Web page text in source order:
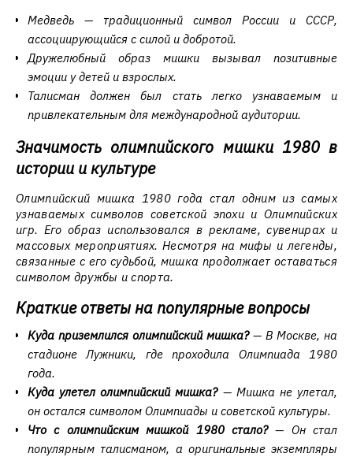
Медведь — традиционный символ России и СССР,
ассоциирующийся с силой и добротой.
Дружелюбный образ мишки вызывал позитивные
эмоции у детей и взрослых.
Талисман должен был стать легко узнаваемым и
привлекательным для международной аудитории.
Значимость олимпийского мишки 1980 в
истории и культуре
Олимпийский мишка 1980 года стал одним из самых
узнаваемых символов советской эпохи и Олимпийских
игр. Его образ использовался в рекламе, сувенирах и
массовых мероприятиях. Несмотря на мифы и легенды,
связанные с его судьбой, мишка продолжает оставаться
символом дружбы и спорта.
Краткие ответы на популярные вопросы
Куда приземлился олимпийский мишка?— В Москве, на
стадионе Лужники, где проходила Олимпиада 1980
года.
Куда улетел олимпийский мишка?— Мишка не улетал,
он остался символом Олимпиады и советской культуры.
Что с олимпийским мишкой 1980 стало?— Он стал
популярным талисманом, а оригинальные экземпляры